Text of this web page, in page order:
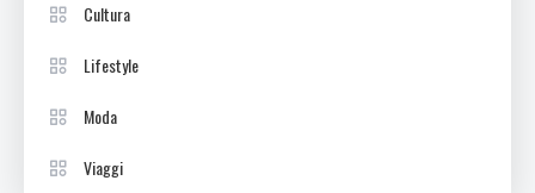
Cultura
Lifestyle
Moda
Viaggi